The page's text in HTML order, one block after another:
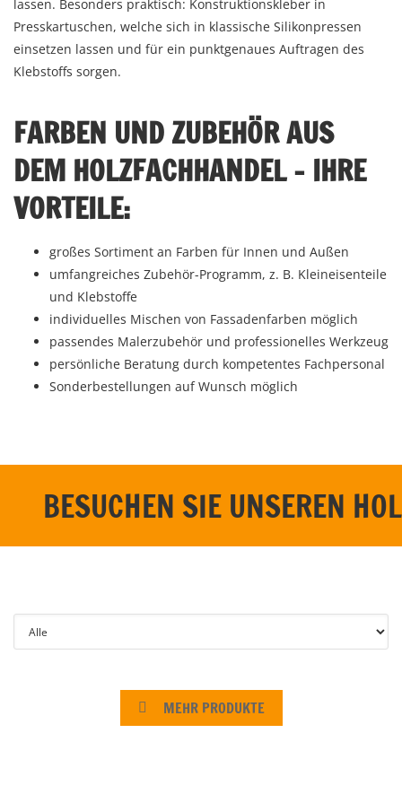
lassen. Besonders praktisch: Konstruktionskleber in
Presskartuschen, welche sich in klassische Silikonpressen
einsetzen lassen und für ein punktgenaues Auftragen des
Klebstoffs sorgen.
FARBEN UND ZUBEHÖR AUS
DEM HOLZFACHHANDEL – IHRE
VORTEILE:
großes Sortiment an Farben für Innen und Außen
umfangreiches Zubehör-Programm, z. B. Kleineisenteile
und Klebstoffe
individuelles Mischen von Fassadenfarben möglich
passendes Malerzubehör und professionelles Werkzeug
persönliche Beratung durch kompetentes Fachpersonal
Sonderbestellungen auf Wunsch möglich
BESUCHEN SIE UNSEREN
MEHR PRODUKTE